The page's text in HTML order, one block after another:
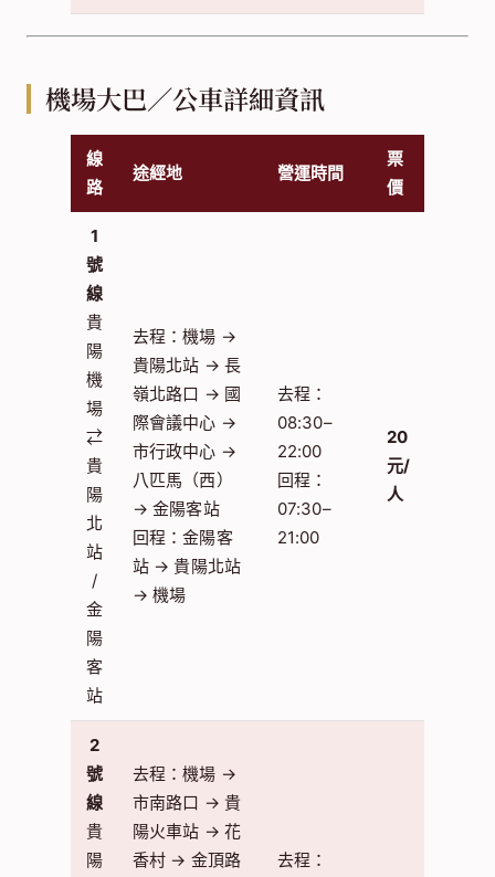
機場大巴／公車詳細資訊
線
路
途經地 營運時間
票
價
1
號
線
貴
陽
機
場
⇄
貴
陽
北
站
/
金
陽
客
站
去程：機場 →
貴陽北站 → 長
嶺北路口 → 國
際會議中心 →
市行政中心 →
八匹馬（西）
→ 金陽客站
回程：金陽客
站 → 貴陽北站
→ 機場
去程：
08:30–
22:00
回程：
07:30–
21:00
20
元/
人
2
號
線
貴
陽
去程：機場 →
市南路口 → 貴
陽火車站 → 花
香村 → 金頂路
去程：